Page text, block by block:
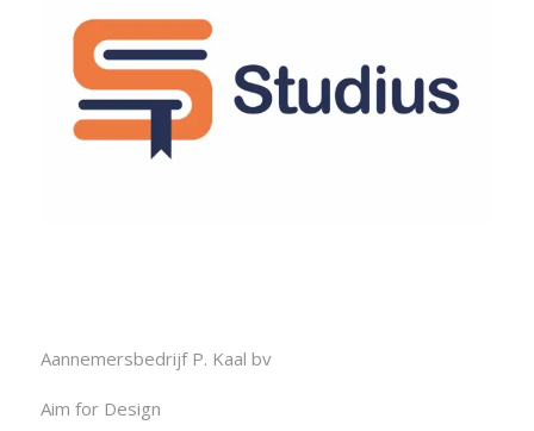
Aannemersbedrijf P. Kaal bv
Aim for Design